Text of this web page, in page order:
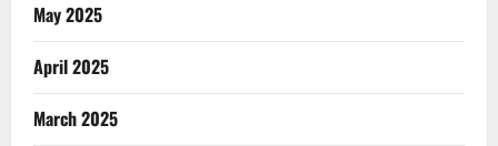
May 2025
April 2025
March 2025